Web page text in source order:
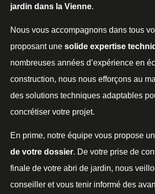
jardin dans la Vienne.
Nous vous accompagnons dans tous
proposant une solide expertise
nombreuses années d’expérience en
construction, nous nous efforçons au
des solutions techniques adaptables
concrétiser votre projet.
En prime, notre équipe vous propose un
de votre dossier. De votre prise de
finale de votre abri de jardin, nous
conseiller et vous tenir informé des